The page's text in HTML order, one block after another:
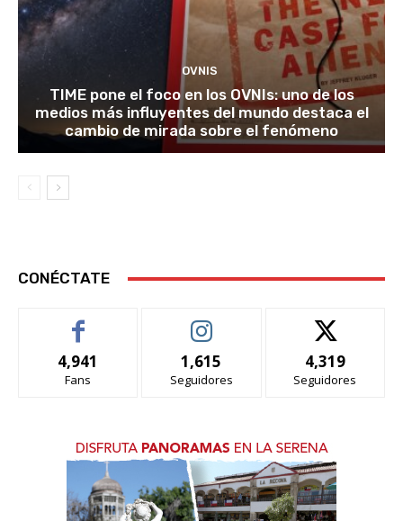
OVNIS
TIME pone el foco en los OVNIs: uno de los
medios más influyentes del mundo destaca el
cambio de mirada sobre el fenómeno
CONÉCTATE
4,941
Fans
1,615
Seguidores
4,319
Seguidores